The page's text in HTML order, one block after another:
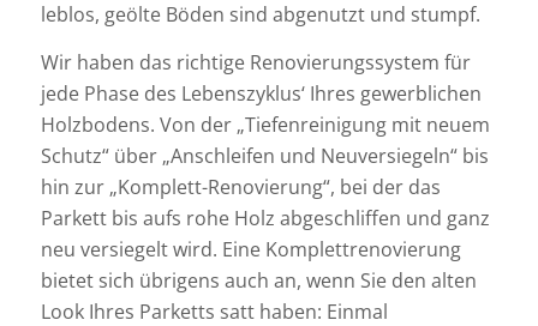
leblos, geölte Böden sind abgenutzt und stumpf.
Wir haben das richtige Renovierungssystem für
jede Phase des Lebenszyklus‘ Ihres gewerblichen
Holzbodens. Von der „Tiefenreinigung mit neuem
Schutz“ über „Anschleifen und Neuversiegeln“ bis
hin zur „Komplett-Renovierung“, bei der das
Parkett bis aufs rohe Holz abgeschliffen und ganz
neu versiegelt wird. Eine Komplettrenovierung
bietet sich übrigens auch an, wenn Sie den alten
Look Ihres Parketts satt haben: Einmal